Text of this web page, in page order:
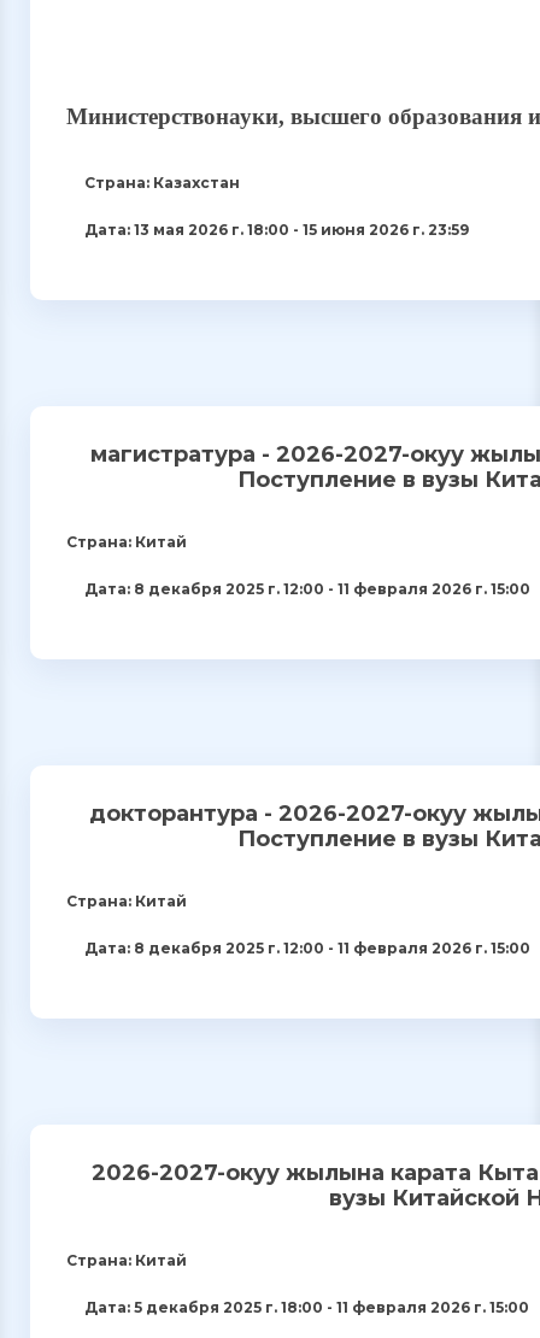
Министерствонауки, высшего
Страна: Казахстан
Дата: 13 мая 2026 г. 18:00 - 15 июня 2026 г. 23:59
магистратура - 2026-2027-окуу
Поступление в вузы
Страна: Китай
Дата: 8 декабря 2025 г. 12:00 - 11 февраля 2026 г. 15:00
докторантура - 2026-2027-окуу
Поступление в вузы
Страна: Китай
Дата: 8 декабря 2025 г. 12:00 - 11 февраля 2026 г. 15:00
2026-2027-окуу жылына карата
вузы Китайской
Страна: Китай
Дата: 5 декабря 2025 г. 18:00 - 11 февраля 2026 г. 15:00